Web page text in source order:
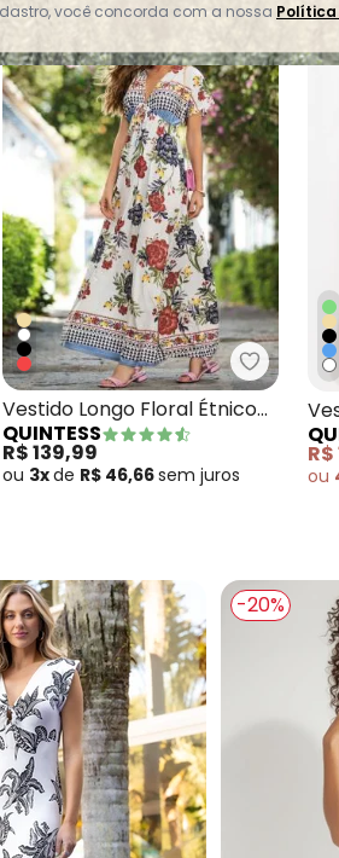
Fria
- Vestido Listrado LongoQuintess
Vestido Longo Floral Étnico
com Decote Profundo
QUINTESS
R$ 139,99
ou 3xde R$ 46,66semjuros ou
-20%
você concorda com a nossa